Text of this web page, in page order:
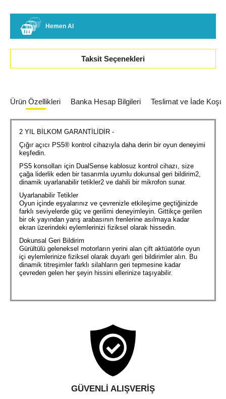
Hemen Al
Taksit Seçenekleri
Ürün Özellikleri Banka Hesap Bilgileri Teslimat ve İade
2 YIL BİLKOM GARANTİLİDİR -
Çığır açıcı PS5® kontrol cihazıyla daha derin bir oyun deneyimi
keşfedin.
PS5 konsolları için DualSense kablosuz kontrol cihazı, size
çağa liderlik eden bir tasarımla uyumlu dokunsal geri bildirim2,
dinamik uyarlanabilir tetikler2 ve dahili bir mikrofon sunar.
Uyarlanabilir Tetikler
Oyun içinde eşyalarınız ve çevrenizle etkileşime geçtiğinizde
farklı seviyelerde güç ve gerilimi deneyimleyin. Gittikçe gerilen
bir ok yayından yarış arabasının frenlerine asılmaya kadar
ekran üzerindeki eylemlerinizi fiziksel olarak hissedin.
Dokunsal Geri Bildirim
Gürültülü geleneksel motorların yerini alan çift aktüatörle oyun
içi eylemlerinize fiziksel olarak duyarlı geri bildirimler alın. Bu
dinamik titreşimler farklı silahların geri tepmesine kadar
çevreden gelen her şeyin hissini ellerinize taşıyabilir.
GÜVENLI ALIŞVERIŞ